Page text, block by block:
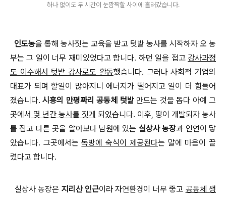
하나 없이도 두 시간이 눈깜짝할 사이에 흘러갔습니다.
인도농을 통해 농사짓는 교육을 받고 텃밭 농사를 시작하자 오 농
부는 그 일이 너무 재미있었다고 합니다. 하던 일을 접고 강사과정
도 이수해서 텃밭 강사로도 활동했습니다. 그러나 사회적 기업의
대표가 되며 할일이 많아지니 에너지가 떨어지고 일이 더 힘들어
졌습니다.시흥의 만평짜리 공동체 텃밭만드는 것을 돕다 아예 그
곳에서 몇 년간 농사를 짓게 되었습니다. 이후, 땅이 개발되자 농사
를 접고 다른 곳을 알아보다 남원에 있는 실상사 농장과 인연이 닿
았습니다. 그곳에서는독방에 숙식이 제공된다는 말에 마음이 끌
렸다고 합니다.
실상사 농장은 지리산 인근이라 자연환경이 너무 좋고 공동체 생